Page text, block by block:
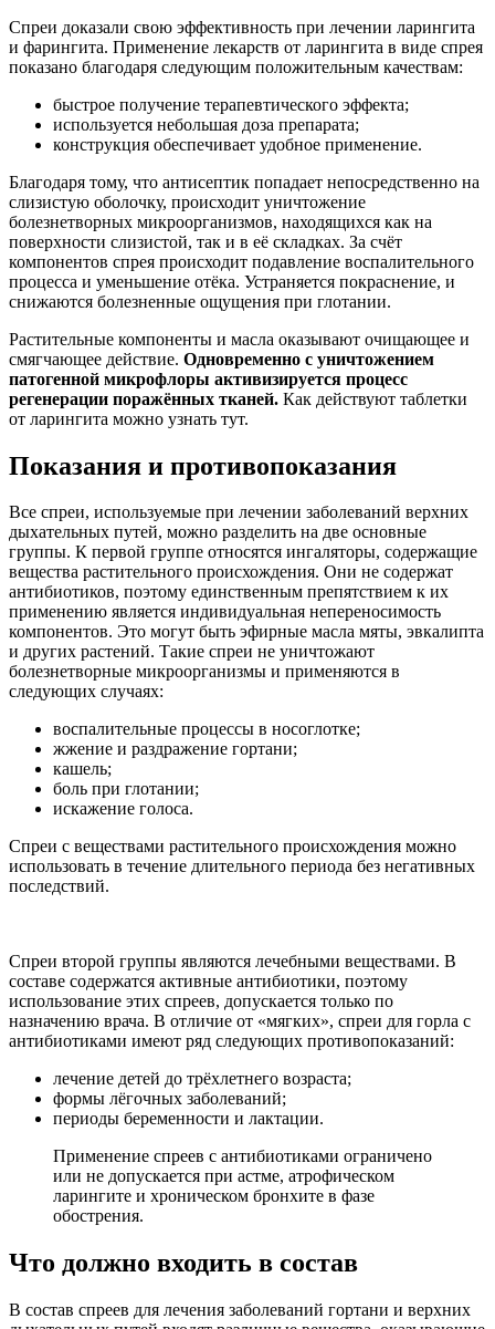
Спреи доказали свою эффективность при лечении ларингита
и фарингита. Применение лекарств от ларингита в виде спрея
показано благодаря следующим положительным качествам:
быстрое получение терапевтического эффекта;
используется небольшая доза препарата;
конструкция обеспечивает удобное применение.
Благодаря тому, что антисептик попадает непосредственно на
слизистую оболочку, происходит уничтожение
болезнетворных микроорганизмов, находящихся как на
поверхности слизистой, так и в её складках. За счёт
компонентов спрея происходит подавление воспалительного
процесса и уменьшение отёка. Устраняется покраснение, и
снижаются болезненные ощущения при глотании.
Растительные компоненты и масла оказывают очищающее и
смягчающее действие. Одновременно с уничтожением
патогенной микрофлоры активизируется процесс
регенерации поражённых тканей. Как действуют таблетки
от ларингита можно узнать тут.
Показания и противопоказания
Все спреи, используемые при лечении заболеваний верхних
дыхательных путей, можно разделить на две основные
группы. К первой группе относятся ингаляторы, содержащие
вещества растительного происхождения. Они не содержат
антибиотиков, поэтому единственным препятствием к их
применению является индивидуальная непереносимость
компонентов. Это могут быть эфирные масла мяты, эвкалипта
и других растений. Такие спреи не уничтожают
болезнетворные микроорганизмы и применяются в
следующих случаях:
воспалительные процессы в носоглотке;
жжение и раздражение гортани;
кашель;
боль при глотании;
искажение голоса.
Спреи с веществами растительного происхождения можно
использовать в течение длительного периода без негативных
последствий.
Спреи второй группы являются лечебными веществами. В
составе содержатся активные антибиотики, поэтому
использование этих спреев, допускается только по
назначению врача. В отличие от «мягких», спреи для горла с
антибиотиками имеют ряд следующих противопоказаний:
лечение детей до трёхлетнего возраста;
формы лёгочных заболеваний;
периоды беременности и лактации.
Применение спреев с антибиотиками ограничено
или не допускается при астме, атрофическом
ларингите и хроническом бронхите в фазе
обострения.
Что должно входить в состав
В состав спреев для лечения заболеваний гортани и верхних